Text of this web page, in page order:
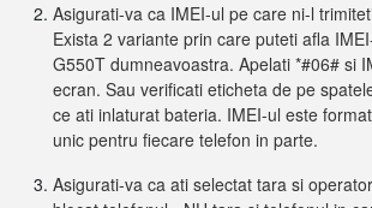
Asigurati-va ca IMEI-ul pe care ni-l
Exista 2 variante prin care puteti afla
G550T dumneavoastra. Apelati *#06# si
ecran. Sau verificati eticheta de pe
ce ati inlaturat bateria. IMEI-ul este
unic pentru fiecare telefon in parte.
Asigurati-va ca ati selectat tara si